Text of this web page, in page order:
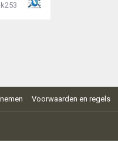
Voorwaarden en regels